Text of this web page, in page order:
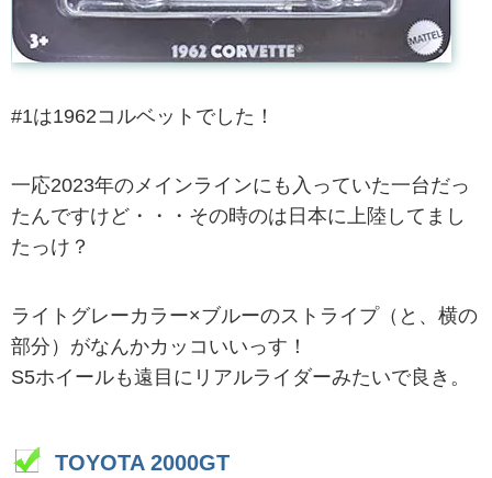
#1は1962コルベットでした！
一応2023年のメインラインにも入っていた一台だっ
たんですけど・・・その時のは日本に上陸してまし
たっけ？
ライトグレーカラー×ブルーのストライプ（と、横の
部分）がなんかカッコいいっす！
S5ホイールも遠目にリアルライダーみたいで良き。
TOYOTA 2000GT